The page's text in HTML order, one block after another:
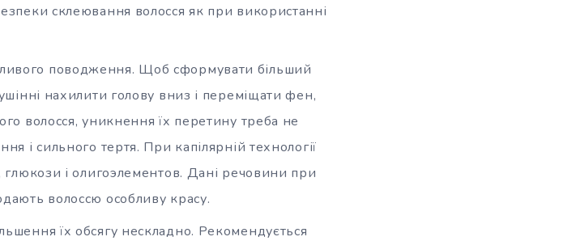
склеювання волосся як при використанні
поводження. Щоб сформувати більший
нахилити голову вниз і переміщати фен,
волосся, уникнення їх перетину треба не
і сильного тертя. При капілярній технології
глюкози і олигоэлементов. Дані речовини при
волоссю особливу красу.
їх обсягу нескладно. Рекомендується